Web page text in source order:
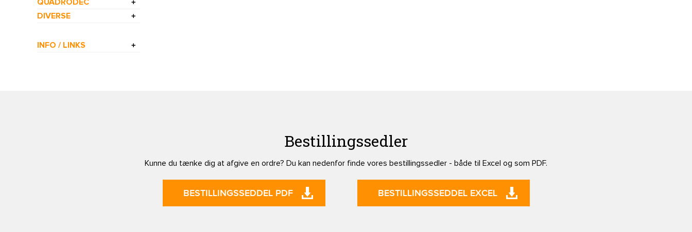
QUADRODEC
DIVERSE
INFO / LINKS
Bestillingssedler
Kunne du tænke dig at afgive en ordre? Du kan nedenfor finde vores bestillingssedler - både til Excel og som PDF.
BESTILLINGSSEDDEL PDF BESTILLINGSSEDDEL EXCEL